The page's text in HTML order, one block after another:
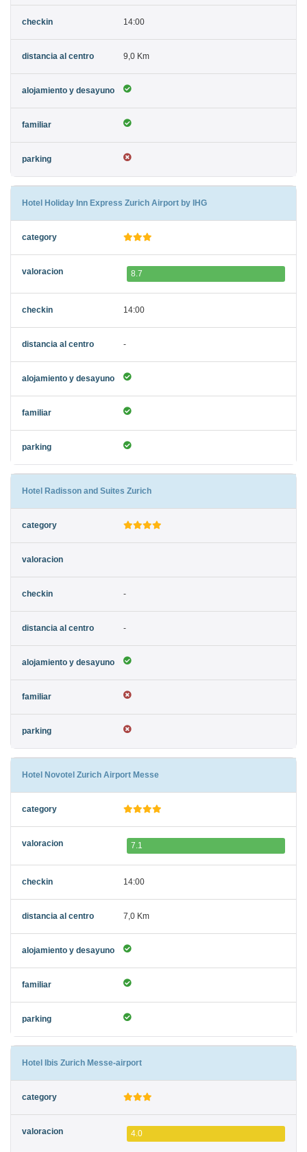
14:00
9,0 Km
Hotel Holiday Inn Express Zurich Airport by IHG
8.7
14:00
-
Hotel Radisson and Suites Zurich
-
-
Hotel Novotel Zurich Airport Messe
7.1
14:00
7,0 Km
Hotel Ibis Zurich Messe-airport
4.0